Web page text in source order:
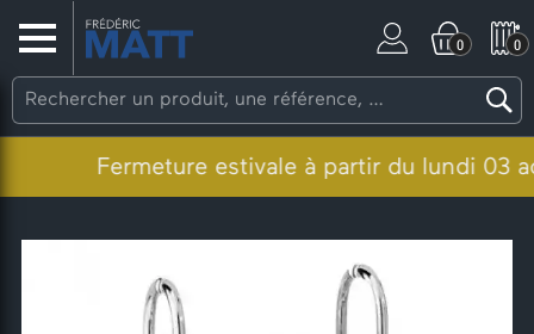
0 0
Fermeture estivale à partir du lundi 03